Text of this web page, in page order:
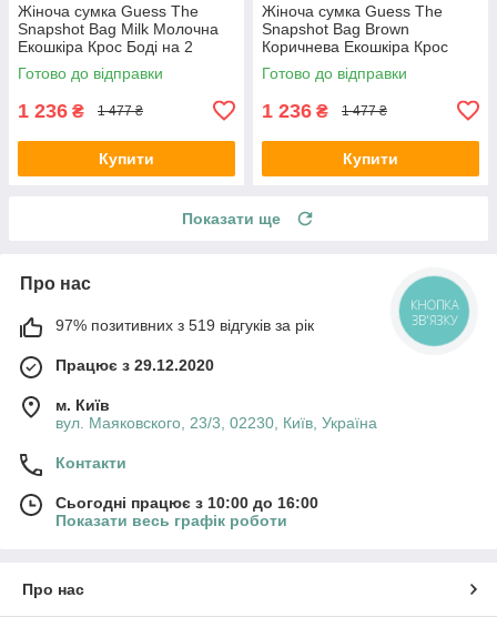
Жіноча сумка Guess The
Snapshot Bag Milk Молочна
Екошкіра Крос Боді на 2
відділення широкий ремінь
Гесс
Готово до відправки
1 236 ₴ 1 477 ₴
Купити
Жіноча сумка Guess The
Snapshot Bag Brown
Коричнева Екошкіра Крос
Боді на 2 відділення широкий
ремінь Гесс
Готово до відправки
1 236 ₴ 1 477 ₴
Купити
Показати ще
Про нас
97% позитивних з 519 відгуків за рік
Працює з 29.12.2020
м. Київ
вул. Маяковского, 23/3, 02230, Київ, Україна
Контакти
Сьогодні працює з 10:00 до 16:00
Показати весь графік роботи
Про нас
КНОПКА
ЗВ'ЯЗКУ